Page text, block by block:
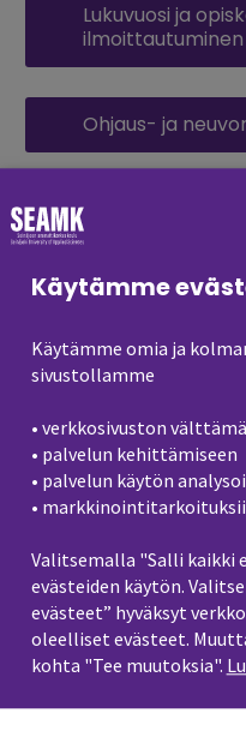
Lukuvuosi ja
ilmoittautuminen
Ohjaus- ja
Erilaiset
Kirjastopalvelut
Esteetön ja
Kielten opetus
Harjoittelu ja
Käytämme
Käytämme omia ja
sivustollamme
• verkkosivuston
• palvelun kehittämiseen
• palvelun käytön
•
Valitsemalla "Salli kaikki
evästeiden käytön.
evästeet” hyväksyt
oleelliset evästeet.
kohta "Tee muutoksia".